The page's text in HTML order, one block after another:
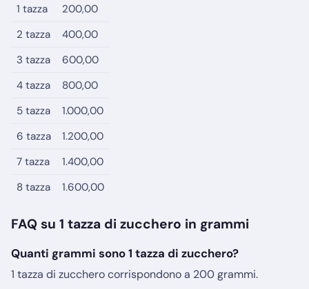
1 tazza
200,00
2 tazza
400,00
3 tazza
600,00
4 tazza
800,00
5 tazza
1.000,00
6 tazza
1.200,00
7 tazza
1.400,00
8 tazza
1.600,00
FAQ su 1 tazza di zucchero in grammi
Quanti grammi sono 1 tazza di zucchero?
1 tazza di zucchero corrispondono a 200 grammi.